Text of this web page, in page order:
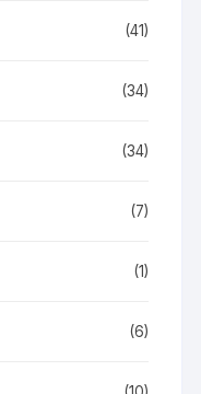
(41)
(34)
(34)
(7)
(1)
(6)